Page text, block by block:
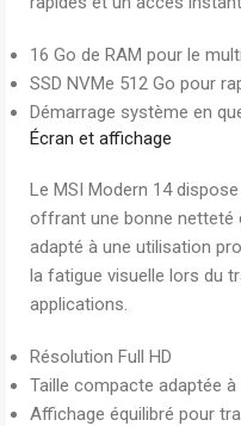
16 Go de RAM pour le
SSD NVMe 512 Go pour
Démarrage système en
Écran et affichage
Le MSI Modern 14
offrant une bonne netteté
adapté à une utilisation
la fatigue visuelle lors du
applications.
Résolution Full HD
Taille compacte adaptée
Affichage équilibré pour